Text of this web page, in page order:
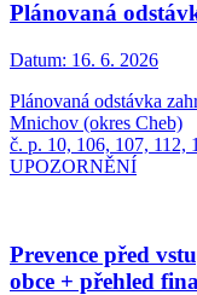
Plánovaná
Datum: 16. 6. 2026
Plánovaná odstávka
Mnichov (okres Cheb)
č. p. 10, 106, 107, 112,
UPOZORNĚNÍ
Prevence před
obce + přehled